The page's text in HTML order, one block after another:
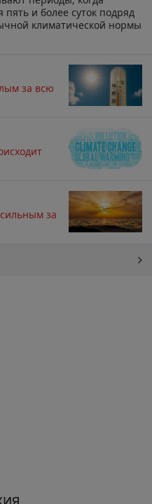
и более суток подряд
климатической нормы
за всю
за